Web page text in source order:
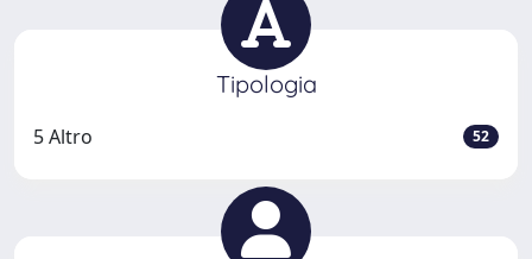
Tipologia
5 Altro 52